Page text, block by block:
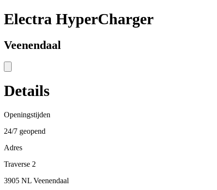
Electra HyperCharger
Veenendaal
Details
Openingstijden
24/7 geopend
Adres
Traverse 2
3905 NL Veenendaal